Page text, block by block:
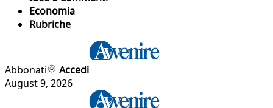
Economia
Rubriche
Abbonati
Accedi
August 9, 2026